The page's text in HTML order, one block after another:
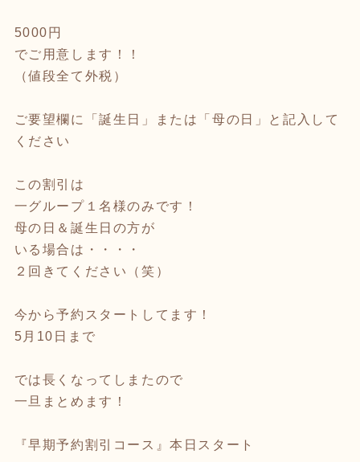
5000円
でご用意します！！
（値段全て外税）
ご要望欄に「誕生日」または「母の日」と記入して
ください
この割引は
一グループ１名様のみです！
母の日＆誕生日の方が
いる場合は・・・・
２回きてください（笑）
今から予約スタートしてます！
5月10日まで
では長くなってしまたので
一旦まとめます！
『早期予約割引コース』本日スタート